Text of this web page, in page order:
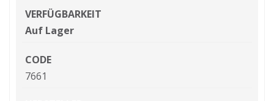
VERFÜGBARKEIT
Auf Lager
CODE
7661